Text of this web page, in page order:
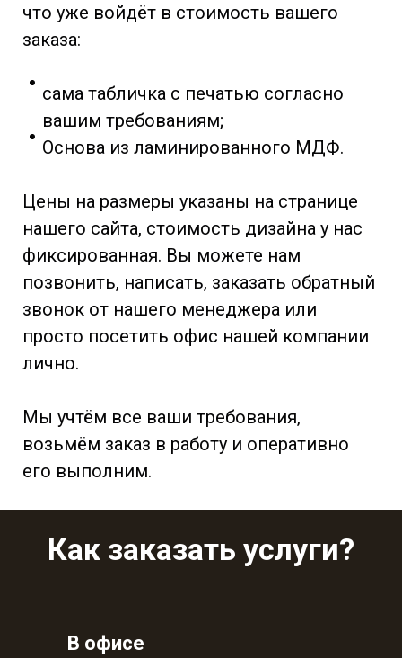
что уже войдёт в стоимость вашего
заказа:
сама табличка с печатью согласно
вашим требованиям;
Основа из ламинированного МДФ.
Цены на размеры указаны на странице
нашего сайта, стоимость дизайна у нас
фиксированная. Вы можете нам
позвонить, написать, заказать обратный
звонок от нашего менеджера или
просто посетить офис нашей компании
лично.
Мы учтём все ваши требования,
возьмём заказ в работу и оперативно
его выполним.
Как заказать услуги?
В офисе